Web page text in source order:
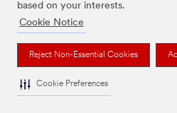
based on your interests.
Cookie Notice
Reject Non-Essential Cookies
Cookie Preferences